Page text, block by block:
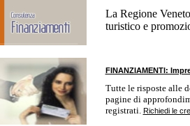
La Regione
turistico e
FINANZIAMENTI:
Tutte le risposte alle
pagine di
registrati. Richiedi le